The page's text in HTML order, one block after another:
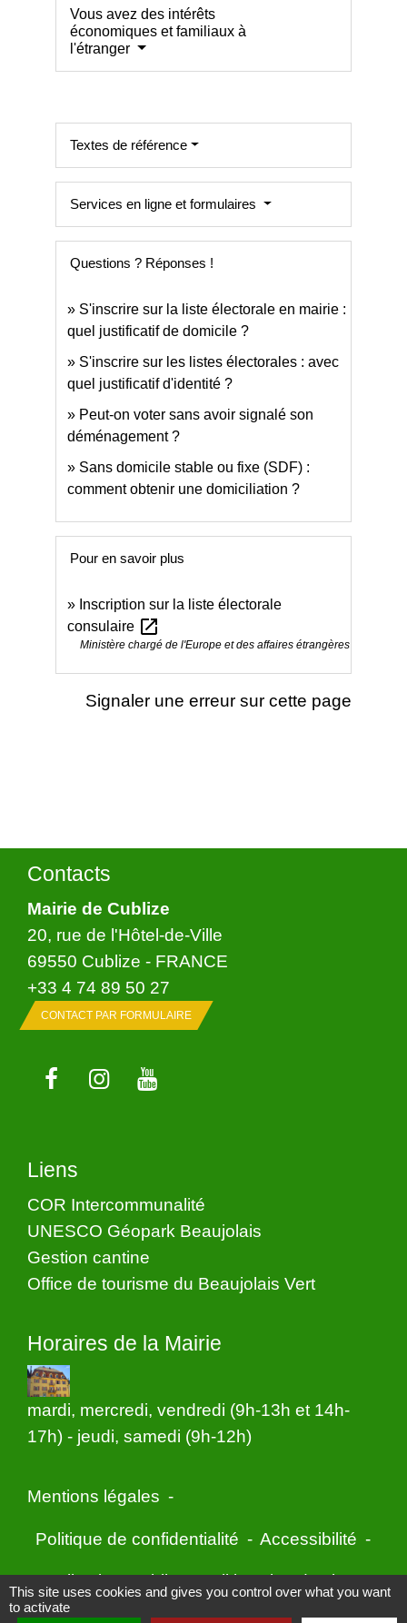
Vous avez des intérêts
économiques et familiaux à
l'étranger
Textes de référence
Services en ligne et formulaires
Questions ? Réponses !
S'inscrire sur la liste électorale en mairie :
quel justificatif de domicile ?
S'inscrire sur les listes électorales : avec
quel justificatif d'identité ?
Peut-on voter sans avoir signalé son
déménagement ?
Sans domicile stable ou fixe (SDF) :
comment obtenir une domiciliation ?
Pour en savoir plus
Inscription sur la liste électorale
consulaire open_in_new
Ministère chargé de l'Europe et des affaires étrangères
Signaler une erreur sur cette page
Contacts
Mairie de Cublize
20, rue de l'Hôtel-de-Ville
69550 Cublize - FRANCE
+33 4 74 89 50 27
CONTACT PAR FORMULAIRE
Liens
COR Intercommunalité
UNESCO Géopark Beaujolais
Gestion cantine
Office de tourisme du Beaujolais Vert
Horaires de la Mairie
mardi, mercredi, vendredi (9h-13h et 14h-
17h) - jeudi, samedi (9h-12h)
Mentions légales -
Politique de confidentialité - Accessibilité -
Application mobile Localiti - Plan du site -
This site uses cookies and gives you control over what you want
to activate